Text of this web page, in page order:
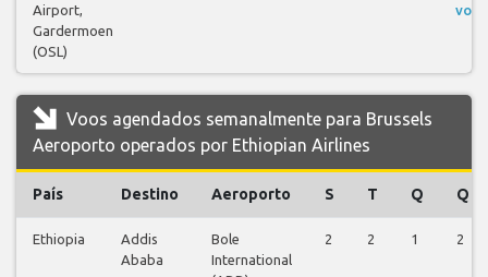
Airport,
Gardermoen
(OSL)
voos
Voos agendados semanalmente para Brussels
Aeroporto operados por Ethiopian Airlines
País Destino Aeroporto S T Q Q
Ethiopia
Addis
Ababa
Bole
International
2 2 1 2